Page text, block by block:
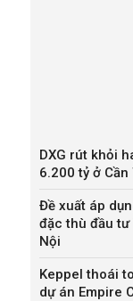
DXG rút khỏi
6.200 tỷ ở
Đề xuất áp
đặc thù đầu tư
Nội
Keppel thoái
dự án Empire